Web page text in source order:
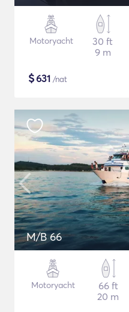
Motoryacht
30 ft
9 m
$631 /nat
M/B 66
Motoryacht
66 ft
20 m